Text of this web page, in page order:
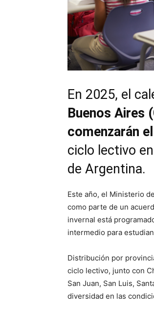
En 2025, el
Buenos Aires
comenzarán
ciclo lectivo
de Argentina.
Este año, el Ministerio
como parte de un
invernal está
intermedio para
Distribución por
ciclo lectivo, junto con
San Juan, San Luis,
diversidad en las